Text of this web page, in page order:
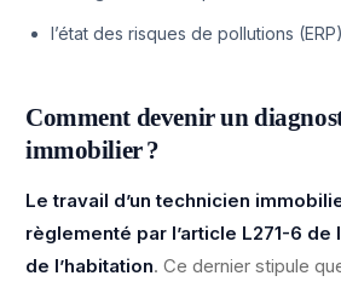
l’état des risques de pollutions
Comment devenir un
immobilier ?
Le travail d’un technicien
règlementé par l’article L271-6
de l’habitation. Ce dernier stipule